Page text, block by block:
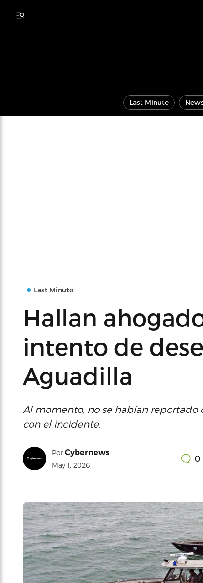
Last Minute News
Last Minute
Hallan
intento de
Aguadilla
Al momento, no se habían reportado
con el incidente.
Por Cybernews
May 1, 2026
0